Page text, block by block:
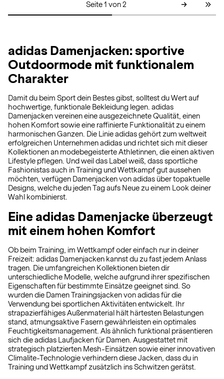
Seite 1 von 2
adidas Damenjacken: sportive
Outdoormode mit funktionalem
Charakter
Damit du beim Sport dein Bestes gibst, solltest du Wert auf
hochwertige, funktionale Bekleidung legen. adidas
Damenjacken vereinen eine ausgezeichnete Qualität, einen
hohen Komfort sowie eine raffinierte Funktionalität zu einem
harmonischen Ganzen. Die Linie adidas gehört zum weltweit
erfolgreichen Unternehmen adidas und richtet sich mit dieser
Kollektionen an modebegeisterte Athletinnen, die einen aktiven
Lifestyle pflegen. Und weil das Label weiß, dass sportliche
Fashionistas auch in Training und Wettkampf gut aussehen
möchten, verfügen Damenjacken von adidas über topaktuelle
Designs, welche du jeden Tag aufs Neue zu einem Look deiner
Wahl kombinierst.
Eine adidas Damenjacke überzeugt
mit einem hohen Komfort
Ob beim Training, im Wettkampf oder einfach nur in deiner
Freizeit: adidas Damenjacken kannst du zu fast jedem Anlass
tragen. Die umfangreichen Kollektionen bieten dir
unterschiedliche Modelle, welche aufgrund ihrer spezifischen
Eigenschaften für bestimmte Einsätze geeignet sind. So
wurden die Damen Trainingsjacken von adidas für die
Verwendung bei sportlichen Aktivitäten entwickelt. Ihr
strapazierfähiges Außenmaterial hält härtesten Belastungen
stand, atmungsaktive Fasern gewährleisten ein optimales
Feuchtigkeitsmanagement. Als ähnlich funktional präsentieren
sich die adidas Laufjacken für Damen. Ausgestattet mit
strategisch platzierten Mesh-Einsätzen sowie einer innovativen
Climalite-Technologie verhindern diese Jacken, dass du in
Training und Wettkampf zusätzlich ins Schwitzen gerätst.